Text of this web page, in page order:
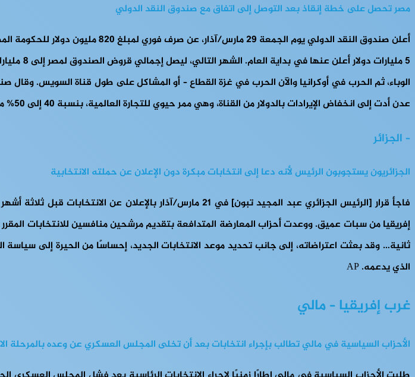
مصر تحصل على خطة إنقاذ بعد التوصل إلى اتفاق مع صندوق النقد الدولي
أعلن صندوق النقد الدولي يوم الجمعة
5
الوباء، ثم الحرب في أوكرانيا والآن الحرب في غزة القطاع – أو المشاكل على طول قناة السويس.
عدن أدت إلى انخفاض الإيرادات بالدولار من القناة، وهي ممر حيوي للتجارة العالمية، بنسبة 40 إلى 50% منذ بداية العام Le Monde with AFP
– الجزائر
الجزائريون يستجوبون الرئيس لأنه دعا إلى انتخابات مبكرة دون الإعلان عن حملته الانتخابية
فاجأ قرار [الرئيس الجزائري عبد المجيد تبون] في 21 مارس/آذار
الذي يدعمه. AP
غرب إفريقيا – مالي
الأحزاب السياسية في مالي تطالب بإجراء انتخابات بعد أن تخلى المجلس العسكري عن وعده بالمرحلة